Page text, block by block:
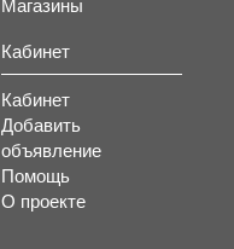
Магазины
Кабинет
Кабинет
Добавить
объявление
Помощь
О проекте